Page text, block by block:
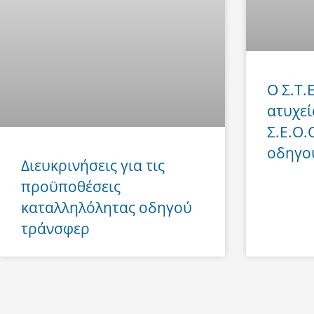
Διευκρινήσεις για τις
προϋποθέσεις
καταλληλόλητας οδηγού
τράνσφερ
Ο